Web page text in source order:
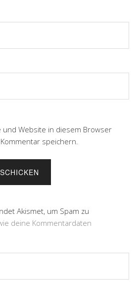
und Website in diesem Browser
speichern.
Akismet, um Spam zu
deine Kommentardaten